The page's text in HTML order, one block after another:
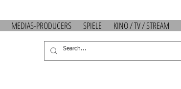
MEDIAS-PRODUCERS SPIELE KINO / TV / STREAM